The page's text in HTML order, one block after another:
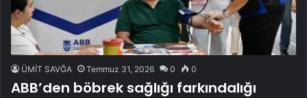
ÜMİT SAVĞA Temmuz 31, 2026 0 0
ABB’den böbrek sağlığı farkındalığı